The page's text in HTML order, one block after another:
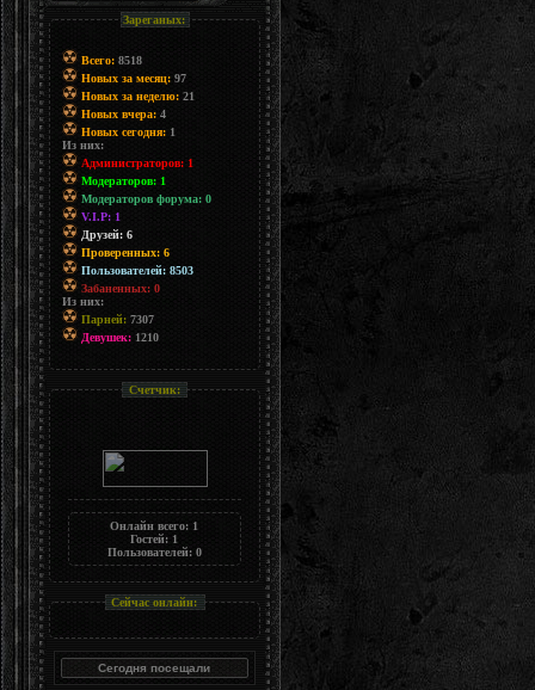
Зареганых:
Всего:8518
Новых за месяц:97
Новых за неделю:21
Новых вчера:4
Новых сегодня:1
Из них:
Администраторов: 1
Модераторов: 1
Модераторов форума: 0
V.I.P: 1
Друзей: 6
Проверенных: 6
Пользователей: 8503
Забаненных: 0
Из них:
Парней:7307
Девушек:1210
Счетчик:
Онлайн всего: 1
Гостей: 1
Пользователей: 0
Сейчас онлайн: